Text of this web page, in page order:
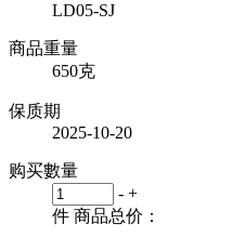
LD05-SJ
商品重量
650克
保质期
2025-10-20
购买數量
- +
件 商品总价：